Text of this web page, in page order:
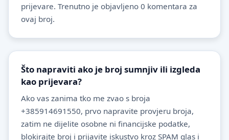
prijevare. Trenutno je objavljeno 0 komentara za
ovaj broj.
Što napraviti ako je broj sumnjiv ili izgleda
kao prijevara?
Ako vas zanima tko me zvao s broja
+385914691550, prvo napravite provjeru broja,
zatim ne dijelite osobne ni financijske podatke,
blokirajte broj i prijavite iskustvo kroz SPAM glas i